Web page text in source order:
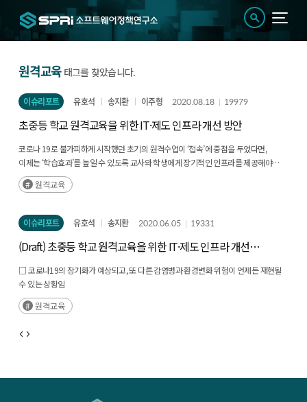
원격교육 태그를 찾았습니다.
이슈리포트 유호석 송지환 이주형 2020.08.18 19979
초중등 학교 원격교육을 위한 IT·제도 인프라 개선 방안
코로나 19로 불가피하게 시작했던 초기의 원격수업이 ‘접속’에 중점을 두었다면,
이제는 ‘학습효과’를 높일 수 있도록 교사와 학생에게 장기적인 인프라를 제공해야
한다.(후략)
원격교육
이슈리포트 유호석 송지환 2020.06.05 19331
(Draft) 초중등 학교 원격교육을 위한 IT·제도 인프라 개선
방안
□ 코로나19의 장기화가 예상되고, 또 다른 감염병과 환경변화 위험이 언제든 재현될
수 있는 상황임
□ 20.5월 스승의날 대통령 메시지에서 ‘전국 학교 원격교육 설비 도입’ 언급
□ 초기의 원격수업이 ‘접속’에 중점을 두었다면, 이제는 ‘학습효과’를 높일 수 있도록
원격교육